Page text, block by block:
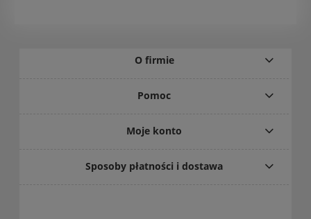
O firmie
Pomoc
Moje konto
Sposoby płatności i dostawa